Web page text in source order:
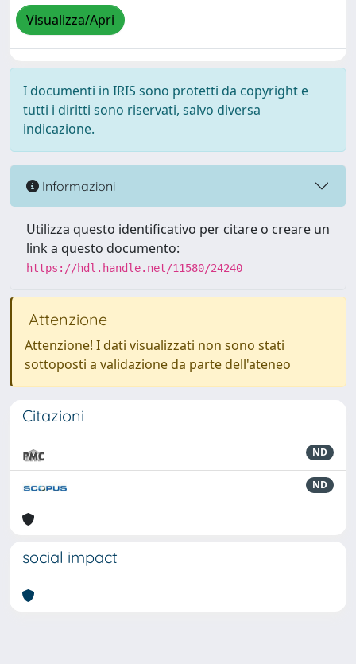
Visualizza/Apri
I documenti in IRIS sono protetti da copyright e
tutti i diritti sono riservati, salvo diversa
indicazione.
Informazioni
Utilizza questo identificativo per citare o creare un
link a questo documento:
https://hdl.handle.net/11580/24240
Attenzione
Attenzione! I dati visualizzati non sono stati
sottoposti a validazione da parte dell'ateneo
Citazioni
ND
ND
social impact